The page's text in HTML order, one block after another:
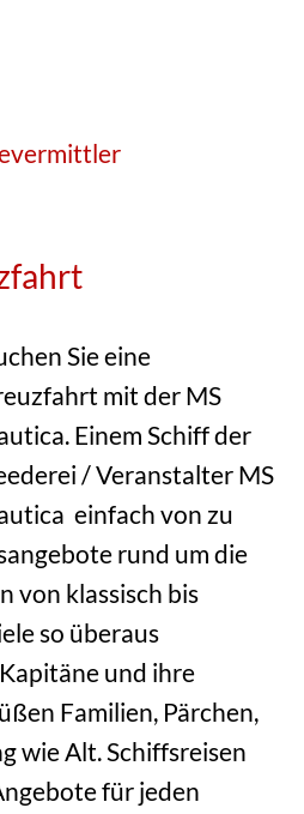
Sie eine
mit der MS
Einem Schiff der
/ Veranstalter MS
einfach von zu
rund um die
von klassisch bis
so überaus
und ihre
Familien, Pärchen,
wie Alt. Schiffsreisen
für jeden